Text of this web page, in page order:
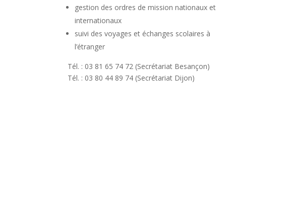
gestion des ordres de mission nationaux et
internationaux
suivi des voyages et échanges scolaires à
l’étranger
Tél. : 03 81 65 74 72 (Secrétariat Besançon)
Tél. : 03 80 44 89 74 (Secrétariat Dijon)